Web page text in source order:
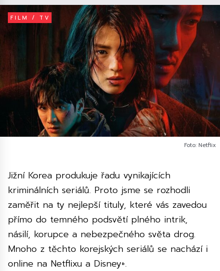
FILM / TV
Foto: Netflix
Jižní Korea produkuje řadu vynikajících
kriminálních seriálů. Proto jsme se rozhodli
zaměřit na ty nejlepší tituly, které vás zavedou
přímo do temného podsvětí plného intrik,
násilí, korupce a nebezpečného světa drog.
Mnoho z těchto korejských seriálů se nachází i
online na Netflixu a Disney+.